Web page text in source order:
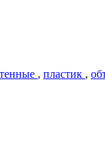
, пластик ,